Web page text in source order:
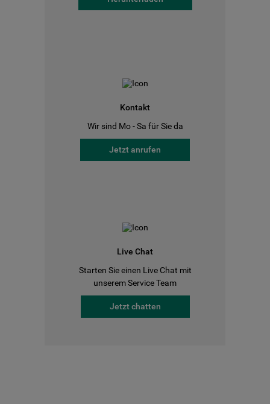
Kontakt
Wir sind Mo - Sa für Sie da
Jetzt anrufen
Live Chat
Starten Sie einen Live Chat mit
unserem Service Team
Jetzt chatten